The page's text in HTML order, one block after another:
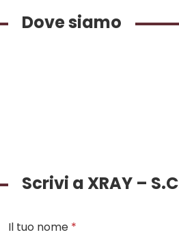
Dove siamo
Scrivi a XRAY –
Il tuo nome *